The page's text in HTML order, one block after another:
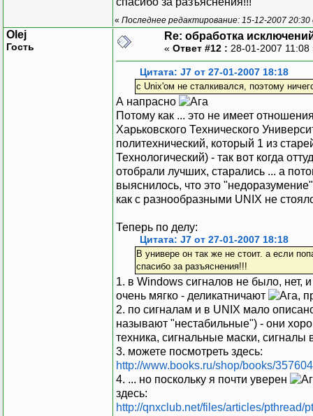
« Последнее редактирование: 15-12-2007
Olej
Гость
Re: обработка
« Ответ #12 : 28-01-2007
Цитата: J7 от 27-01-2007 18:18
с Unix'ом не сталкивался, поэтому
А напрасно
Потому как ... это не имеет
Харьковского Технического
политехнический, который 1 из
Технологический) - так вот когда
отобрали лучших, старались ... а
выяснилось, что это
как с разнообразными UNIX не
Теперь по делу:
Цитата: J7 от 27-01-2007 18:18
В универе он так же не стоит. а если
спасибо за разъяснения!!!
1. в Windows сигналов не было, нет,
очень мягко - деликатничают
,
2. по сигналам и в UNIX мало
называют "нестабильные") - они
техника, сигнальные маски, сигналы
3. можете посмотреть здесь:
http://www.books.ru/shop/books/357604
4. ... но поскольку я почти уверен
здесь:
http://qnxclub.net/files/articles/pthread/